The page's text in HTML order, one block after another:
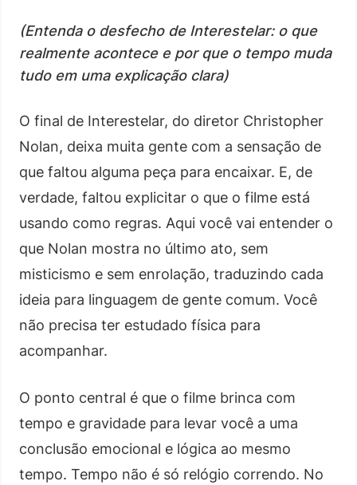
(Entenda o desfecho de Interestelar: o que
realmente acontece e por que o tempo muda
tudo em uma explicação clara)
O final de Interestelar, do diretor Christopher
Nolan, deixa muita gente com a sensação de
que faltou alguma peça para encaixar. E, de
verdade, faltou explicitar o que o filme está
usando como regras. Aqui você vai entender o
que Nolan mostra no último ato, sem
misticismo e sem enrolação, traduzindo cada
ideia para linguagem de gente comum. Você
não precisa ter estudado física para
acompanhar.
O ponto central é que o filme brinca com
tempo e gravidade para levar você a uma
conclusão emocional e lógica ao mesmo
tempo. Tempo não é só relógio correndo. No